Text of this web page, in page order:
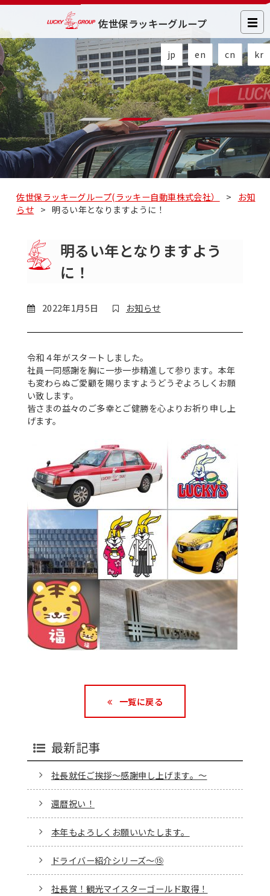
jp en cn kr
佐世保ラッキーグループ
佐世保ラッキーグループ(ラッキー自動車株式会社） >
お知
らせ >明るい年となりますように！
明るい年となりますよう
に！
2022年1月5日 お知らせ
令和４年がスタートしました。
社員一同感謝を胸に一歩一歩精進して参ります。本年
も変わらぬご愛顧を賜りますようどうぞよろしくお願
い致します。
皆さまの益々のご多幸とご健勝を心よりお祈り申し上
げます。
一覧に戻る
最新記事
社長就任ご挨拶～感謝申し上げます。～
還暦祝い！
本年もよろしくお願いいたします。
ドライバー紹介シリーズ～⑮
社長賞！観光マイスターゴールド取得！